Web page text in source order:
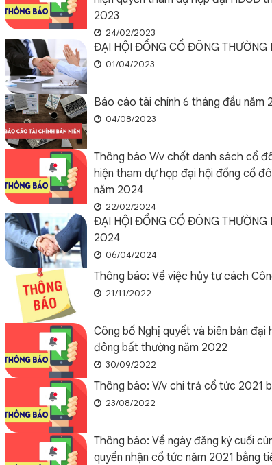
2023
24/02/2023
ĐẠI HỘI ĐỒNG CỔ ĐÔNG THƯỜNG
01/04/2023
Báo cáo tài chính 6 tháng đầu năm
04/08/2023
Thông báo V/v chốt danh sách cổ
hiện tham dự họp đại hội đồng cổ
năm 2024
22/02/2024
ĐẠI HỘI ĐỒNG CỔ ĐÔNG THƯỜNG
2024
06/04/2024
Thông báo: Về việc hủy tư cách
21/11/2022
Công bố Nghị quyết và biên bản đại
đông bất thường năm 2022
30/09/2022
Thông báo: V/v chi trả cổ tức 2021
23/08/2022
Thông báo: Về ngày đăng ký cuối
quyền nhận cổ tức năm 2021 bằng